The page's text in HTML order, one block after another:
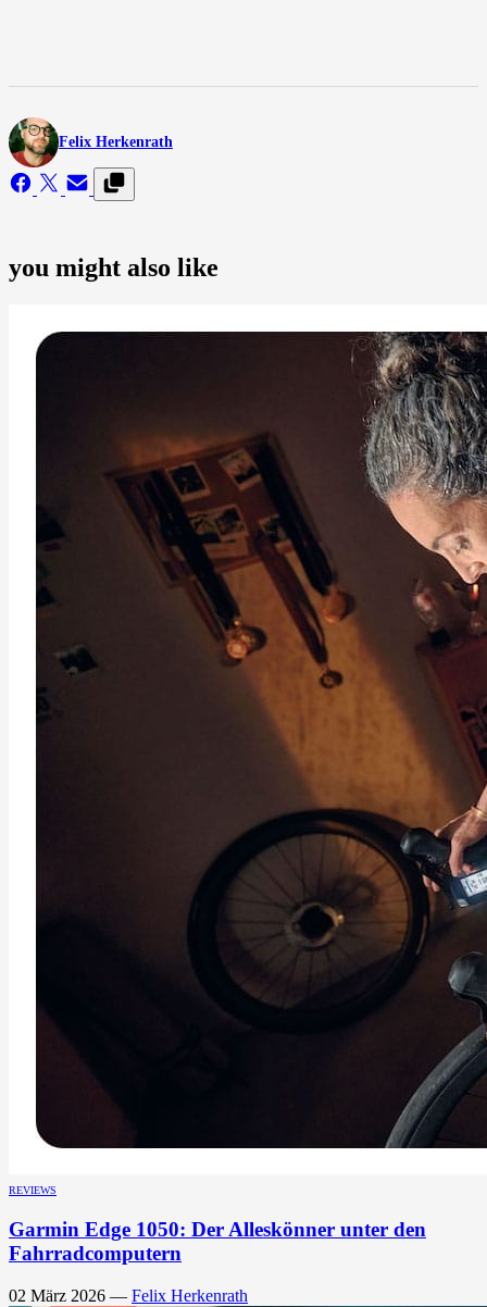
Felix Herkenrath
you might also like
REVIEWS
Garmin Edge 1050: Der Alleskönner unter den
Fahrradcomputern
02 März 2026 — Felix Herkenrath